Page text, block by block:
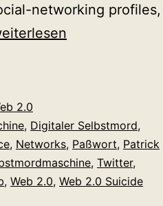
networking profiles,
2.0
, Digitaler Selbstmord,
, Networks, Paßwort, Patrick
, Twitter,
, Web 2.0, Web 2.0 Suicide